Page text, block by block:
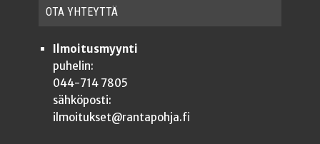
OTA YHTEYT­TÄ
Ilmoitusmyynti
puhelin:
044-714 7805
sähköposti:
ilmoitukset@rantapohja.fi